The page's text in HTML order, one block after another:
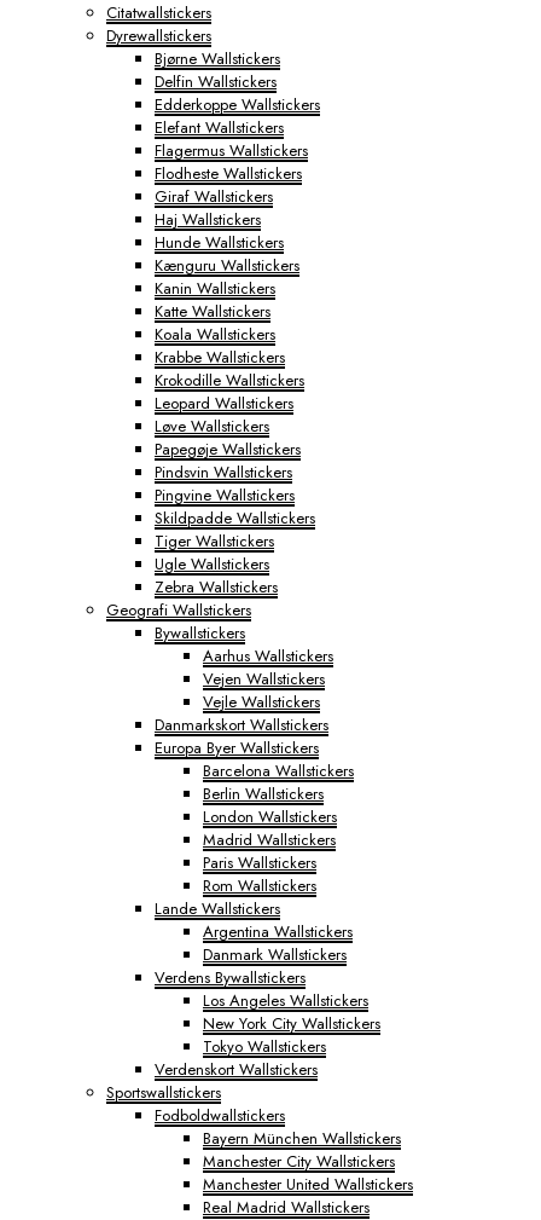
Citatwallstickers
Dyrewallstickers
Bjørne Wallstickers
Delfin Wallstickers
Edderkoppe Wallstickers
Elefant Wallstickers
Flagermus Wallstickers
Flodheste Wallstickers
Giraf Wallstickers
Haj Wallstickers
Hunde Wallstickers
Kænguru Wallstickers
Kanin Wallstickers
Katte Wallstickers
Koala Wallstickers
Krabbe Wallstickers
Krokodille Wallstickers
Leopard Wallstickers
Løve Wallstickers
Papegøje Wallstickers
Pindsvin Wallstickers
Pingvine Wallstickers
Skildpadde Wallstickers
Tiger Wallstickers
Ugle Wallstickers
Zebra Wallstickers
Geografi Wallstickers
Bywallstickers
Aarhus Wallstickers
Vejen Wallstickers
Vejle Wallstickers
Danmarkskort Wallstickers
Europa Byer Wallstickers
Barcelona Wallstickers
Berlin Wallstickers
London Wallstickers
Madrid Wallstickers
Paris Wallstickers
Rom Wallstickers
Lande Wallstickers
Argentina Wallstickers
Danmark Wallstickers
Verdens Bywallstickers
Los Angeles Wallstickers
New York City Wallstickers
Tokyo Wallstickers
Verdenskort Wallstickers
Sportswallstickers
Fodboldwallstickers
Bayern München Wallstickers
Manchester City Wallstickers
Manchester United Wallstickers
Real Madrid Wallstickers